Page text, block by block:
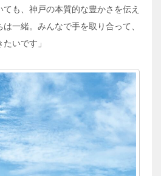
ても、神戸の本質的な豊かさを伝え
一緒。みんなで手を取り合って、
いです」